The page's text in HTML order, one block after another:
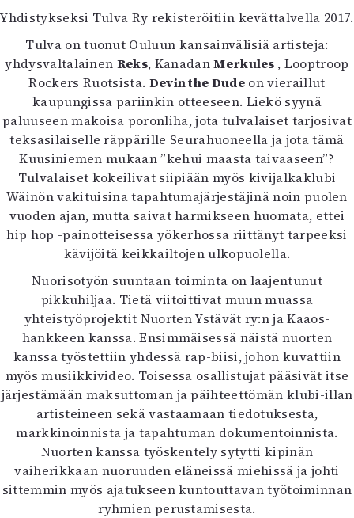
Yhdistykseksi Tulva Ry rekisteröitiin kevättalvella 2017.
Tulva on tuonut Ouluun kansainvälisiä artisteja:
yhdysvaltalainen Reks, KanadanMerkules , Looptroop
Rockers Ruotsista. Devin the Dude on vieraillut
kaupungissa pariinkin otteeseen. Liekö syynä
paluuseen makoisa poronliha, jota tulvalaiset tarjosivat
teksasilaiselle räppärille Seurahuoneella ja jota tämä
Kuusiniemen mukaan ”kehui maasta taivaaseen”?
Tulvalaiset kokeilivat siipiään myös kivijalkaklubi
Wäinön vakituisina tapahtumajärjestäjinä noin puolen
vuoden ajan, mutta saivat harmikseen huomata, ettei
hip hop -painotteisessa yökerhossa riittänyt tarpeeksi
kävijöitä keikkailtojen ulkopuolella.
Nuorisotyön suuntaan toiminta on laajentunut
pikkuhiljaa. Tietä viitoittivat muun muassa
yhteistyöprojektit Nuorten Ystävät ry:n ja Kaaos-
hankkeen kanssa. Ensimmäisessä näistä nuorten
kanssa työstettiin yhdessä rap-biisi, johon kuvattiin
myös musiikkivideo. Toisessa osallistujat pääsivät itse
järjestämään maksuttoman ja päihteettömän klubi-illan
artisteineen sekä vastaamaan tiedotuksesta,
markkinoinnista ja tapahtuman dokumentoinnista.
Nuorten kanssa työskentely sytytti kipinän
vaiherikkaan nuoruuden eläneissä miehissä ja johti
sittemmin myös ajatukseen kuntouttavan työtoiminnan
ryhmien perustamisesta.